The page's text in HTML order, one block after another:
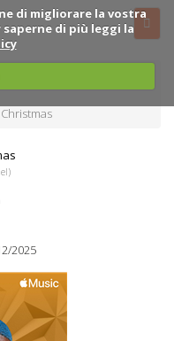
di migliorare la vostra
di più leggi la
2025